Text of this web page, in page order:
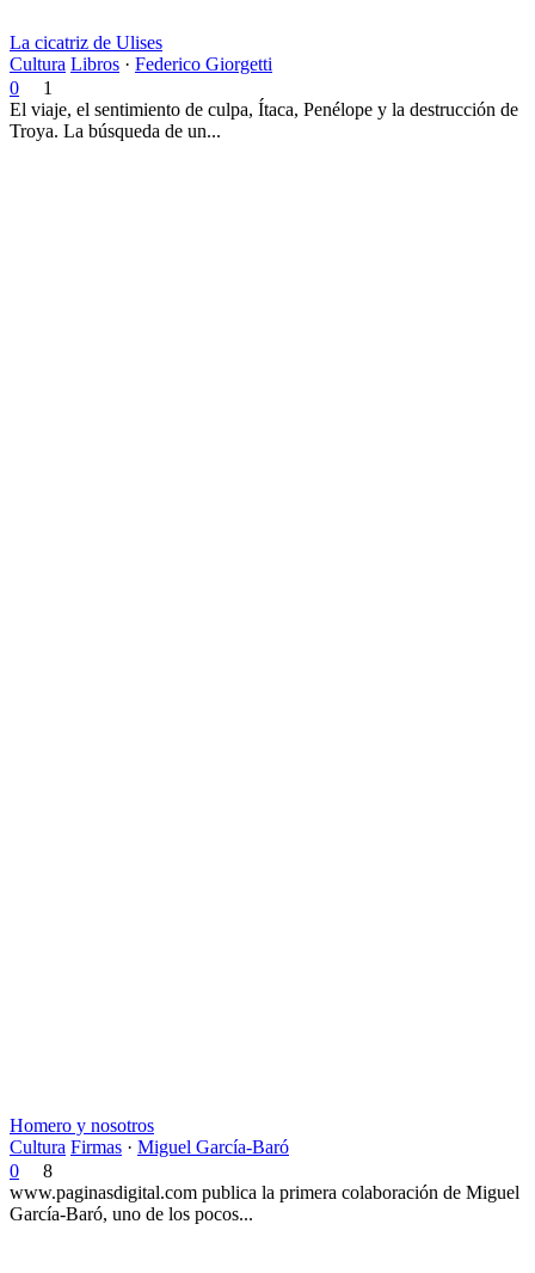
La cicatriz de Ulises
Cultura Libros · Federico Giorgetti
0
1
El viaje, el sentimiento de culpa, Ítaca, Penélope y la destrucción de
Troya. La búsqueda de un...
Homero y nosotros
Cultura Firmas · Miguel García-Baró
0
8
www.paginasdigital.com publica la primera colaboración de Miguel
García-Baró, uno de los pocos...